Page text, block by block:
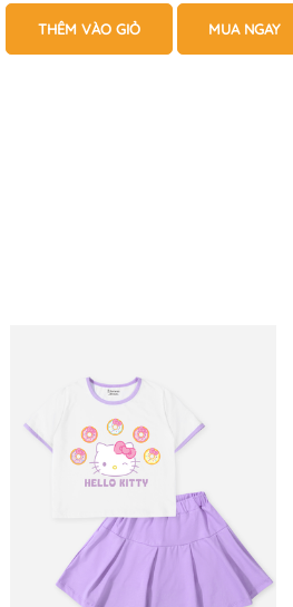
THÊM VÀO GIỎ MUA NGAY